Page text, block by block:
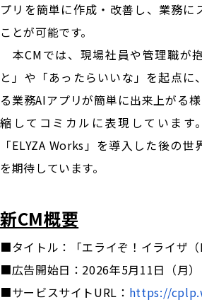
プリを簡単に作成・改善し、業務に
ことが可能です。
本CMでは、現場社員や管理職が
と」や「あったらいいな」を起点に
る業務AIアプリが簡単に出来上がる
縮してコミカルに表現しています
「ELYZA Works」を導入した後の
を期待しています。
新CM概要
■タイトル：「エライぞ！イライザ（
■広告開始日：2026年5月11日（月）
■サービスサイトURL： https://